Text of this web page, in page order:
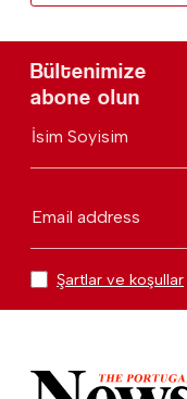
Bültenimize
abone olun
İsim Soyisim
Email address
Şartlar ve koşullar